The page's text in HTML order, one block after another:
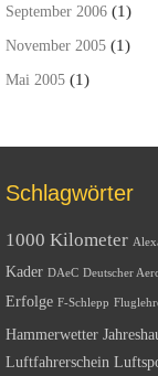
September 2006 (1)
November 2005 (1)
Mai 2005 (1)
Schlagwörter
1000 Kilometer
Kader DAeC Deutscher
Erfolge F-Schlepp
Hammerwetter
Luftfahrerschein